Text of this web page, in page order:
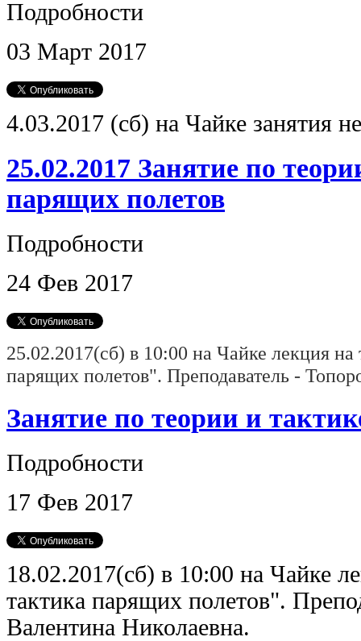
Подробности
03 Март 2017
4.03.2017 (сб) на Чайке занятия
25.02.2017 Занятие по
парящих полетов
Подробности
24 Фев 2017
25.02.2017(сб) в 10:00 на Чайке лекция
парящих полетов". Преподаватель -
Занятие по теории и
Подробности
17 Фев 2017
18.02.2017(сб) в 10:00 на Чайке
тактика парящих полетов".
Валентина Николаевна.